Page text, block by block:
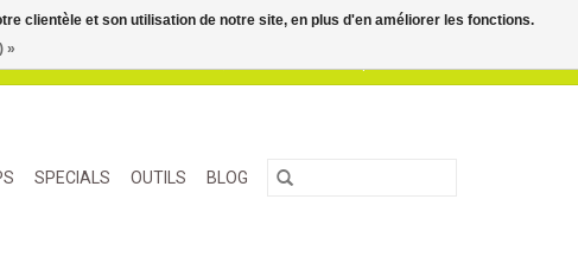
SPECIALS OUTILS BLOG
clientèle et son utilisation de notre site, en plus d'en améliorer les fonctions.
»